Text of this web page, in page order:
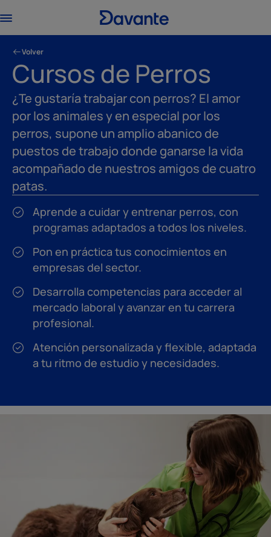
Volver
Cursos de Perros
¿Te gustaría trabajar con perros? El amor
por los animales y en especial por los
perros, supone un amplio abanico de
puestos de trabajo donde ganarse la vida
acompañado de nuestros amigos de cuatro
patas.
Aprende a cuidar y entrenar perros, con
programas adaptados a todos los niveles.
Pon en práctica tus conocimientos en
empresas del sector.
Desarrolla competencias para acceder al
mercado laboral y avanzar en tu carrera
profesional.
Atención personalizada y flexible, adaptada
a tu ritmo de estudio y necesidades.